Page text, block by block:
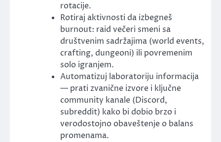
rotacije.
Rotiraj aktivnosti da izbegneš
burnout: raid večeri smeni sa
društvenim sadržajima (world events,
crafting, dungeoni) ili povremenim
solo igranjem.
Automatizuj laboratoriju informacija
— prati zvanične izvore i ključne
community kanale (Discord,
subreddit) kako bi dobio brzo i
verodostojno obaveštenje o balans
promenama.